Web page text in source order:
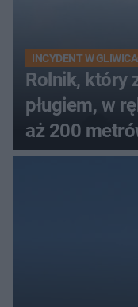
INCYDENT W
Rolnik, który
pługiem, w
aż 200